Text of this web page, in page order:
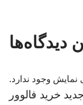
دیدگاه‌ها
نمایش وجود ندارد.
خرید فالوور